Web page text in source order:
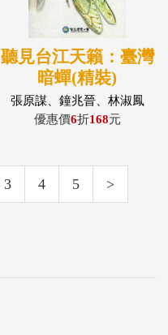
聽見台江天籟：臺灣
暗蟬(精裝)
張原謀、鐘兆晉、林淑鳳
優惠價6折168元
3 4 5 >